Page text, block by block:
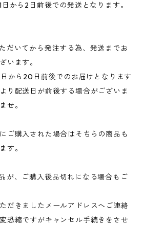
から2日前後での発送となります。
だいてから発注する為、発送までお
います。
から20日前後でのお届けとなります
り配送日が前後する場合がございま
せ。
ご購入された場合はそちらの商品も
す。
が、ご購入後品切れになる場合もご
だきましたメールアドレスへご連絡
恐縮ですがキャンセル手続きをさせ